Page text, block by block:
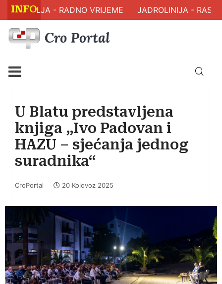
INFO
ZDRAVLJA - RADNO VRIJEME JADROLINIJA -
U Blatu predstavljena
knjiga „Ivo Padovan i
HAZU – sjećanja jednog
suradnika“
CroPortal 20 Kolovoz 2025